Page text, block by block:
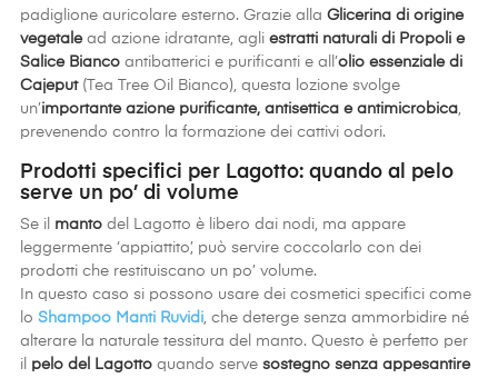
padiglione auricolare esterno. Grazie alla Glicerina di origine
vegetalead azione idratante, agli estratti naturali di Propoli e
Salice Bianco antibatterici e purificanti e all’olio essenziale di
Cajeput(Tea Tree Oil Bianco), questa lozione svolge
un’importante azione purificante, antisettica e antimicrobica
prevenendo contro la formazione dei cattivi odori.
Prodotti specifici per Lagotto: quando al pelo
serve un po’ di volume
Se il manto del Lagotto è libero dai nodi, ma appare
leggermente ‘appiattito’, può servire coccolarlo con dei
prodotti che restituiscano un po’ volume.
In questo caso si possono usare dei cosmetici specifici come
lo Shampoo Manti Ruvidi , che deterge senza ammorbidire né
alterare la naturale tessitura del manto. Questo è perfetto per
il pelo del Lagotto quando serve sostegno senza appesantire